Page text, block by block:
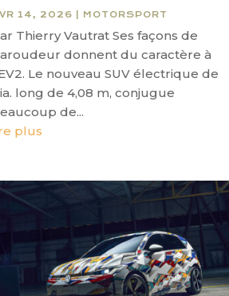
14, 2026 MOTORSPORT
Thierry Vautrat Ses façons de
donnent du caractère à
Le nouveau SUV électrique de
long de 4,08 m, conjugue
de...
plus